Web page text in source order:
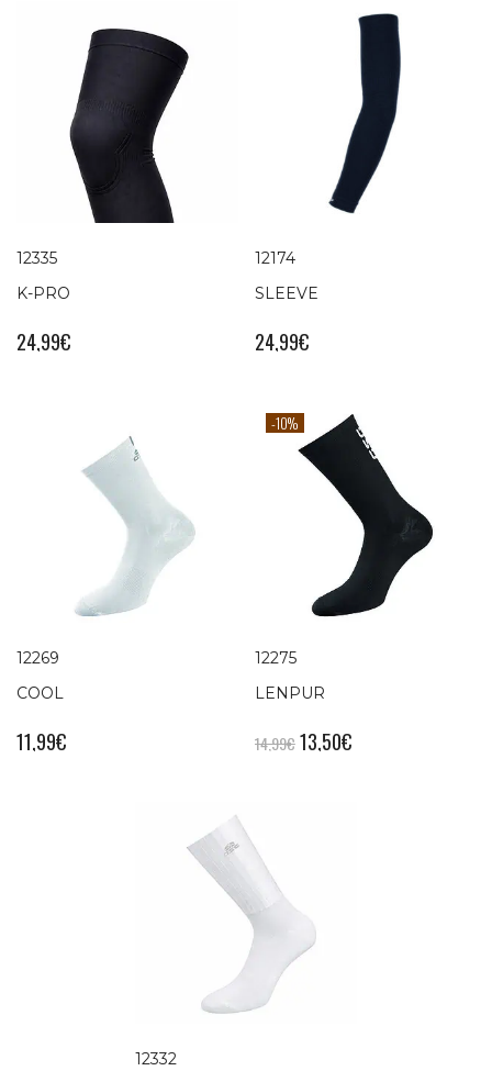
12335
K-PRO
24,99€
12174
SLEEVE
24,99€
12269
COOL
11,99€
-10%
12275
LENPUR
14,99€ 13,50€
12332